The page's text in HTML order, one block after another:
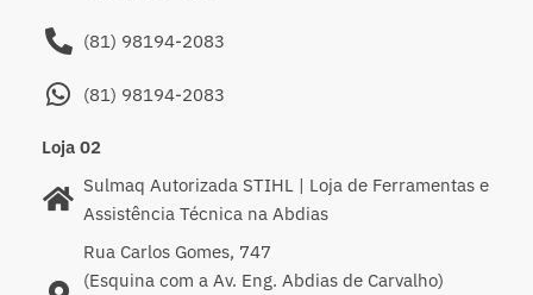
(81) 98194-2083
(81) 98194-2083
Loja 02
Sulmaq Autorizada STIHL | Loja de Ferramentas e
Assistência Técnica na Abdias
Rua Carlos Gomes, 747
(Esquina com a Av. Eng. Abdias de Carvalho)